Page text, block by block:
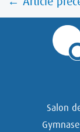
Salon